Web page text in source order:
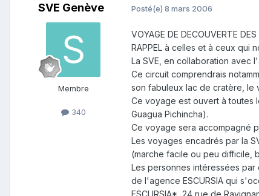
SVE Genève
Membre
340
Posté(e) 8 mars 2006
VOYAGE DE DECOUVERTE
RAPPEL à celles et à ceux qui
La SVE, en collaboration avec
Ce circuit comprendrais
son fabuleux lac de cratère, le
Ce voyage est ouvert à toutes
Guagua Pichincha).
Ce voyage sera accompagné
Les voyages encadrés par la
(marche facile ou peu difficile,
Les personnes intéressées
de l'agence ESCURSIA qui